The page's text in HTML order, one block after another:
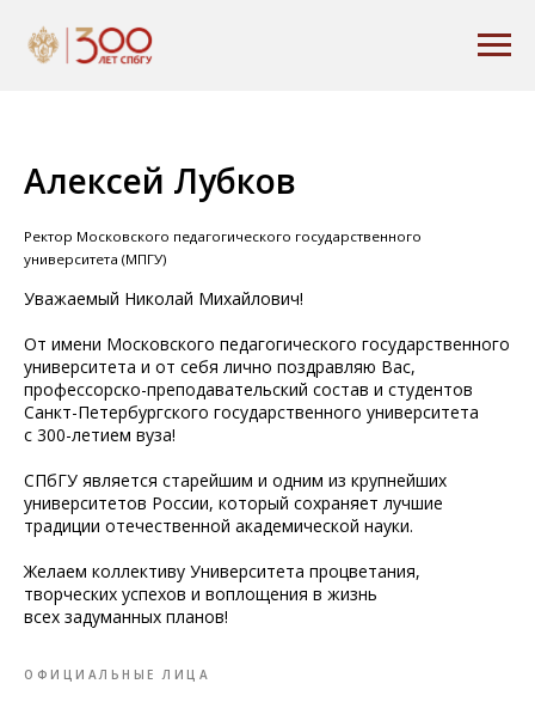
Алексей Лубков
Ректор Московского педагогического государственного
университета (МПГУ)
Уважаемый Николай Михайлович!
От имени Московского педагогического государственного
университета и от себя лично поздравляю Вас,
профессорско-преподавательский состав и студентов
Санкт-Петербургского государственного университета
с 300-летием вуза!
СПбГУ является старейшим и одним из крупнейших
университетов России, который сохраняет лучшие
традиции отечественной академической науки.
Желаем коллективу Университета процветания,
творческих успехов и воплощения в жизнь
всех задуманных планов!
ОФИЦИАЛЬНЫЕ ЛИЦА